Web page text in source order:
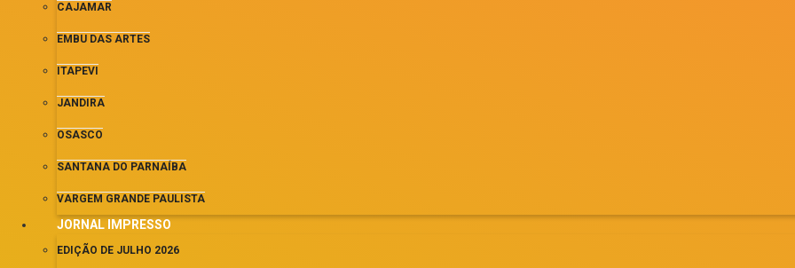
CAJAMAR
EMBU DAS ARTES
ITAPEVI
JANDIRA
OSASCO
SANTANA DO PARNAÍBA
VARGEM GRANDE PAULISTA
JORNAL IMPRESSO
EDIÇÃO DE JULHO 2026